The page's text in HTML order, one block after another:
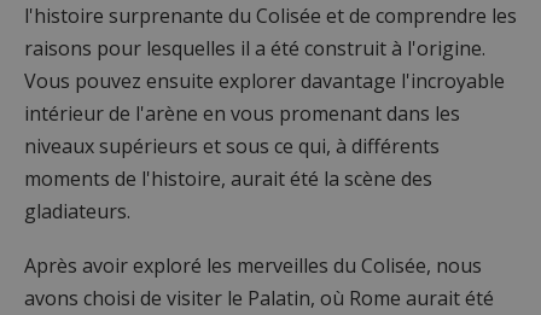
l'histoire surprenante du Colisée et de comprendre les
raisons pour lesquelles il a été construit à l'origine.
Vous pouvez ensuite explorer davantage l'incroyable
intérieur de l'arène en vous promenant dans les
niveaux supérieurs et sous ce qui, à différents
moments de l'histoire, aurait été la scène des
gladiateurs.
Après avoir exploré les merveilles du Colisée, nous
avons choisi de visiter le Palatin, où Rome aurait été